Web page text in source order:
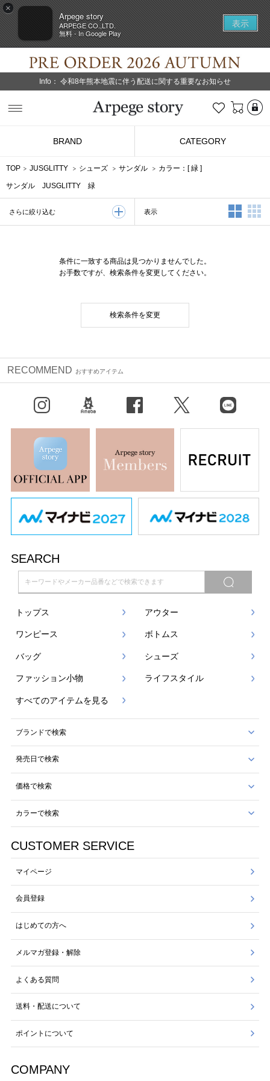
×
Arpege story
ARPEGE CO.,LTD.
無料 - In Google Play
表示
Info： 令和8年熊本地震に伴う配送に関する重要なお知らせ
お気に入り
BRAND CATEGORY
TOP JUSGLITTY シューズ サンダル カラー：[緑 ]
サンダル JUSGLITTY 緑
さらに絞り込む 表示 2列表示
条件に一致する商品は見つかりませんでした。
お手数ですが、検索条件を変更してください。
検索条件を変更
RECOMMEND おすすめアイテム
X（旧Twitter） LINE
SEARCH
トップス アウター
ワンピース ボトムス
バッグ シューズ
ファッション小物 ライフスタイル
すべてのアイテムを見る
ブランドで検索
発売日で検索
価格で検索
カラーで検索
CUSTOMER SERVICE
マイページ
会員登録
はじめての方へ
メルマガ登録・解除
よくある質問
送料・配送について
ポイントについて
COMPANY